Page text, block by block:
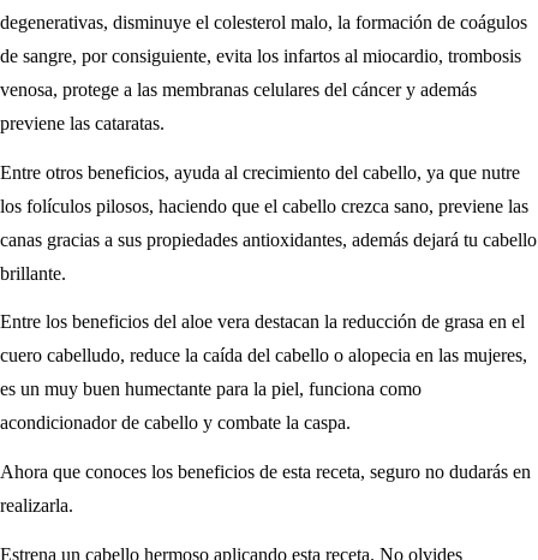
degenerativas, disminuye el colesterol malo, la formación de coágulos
de sangre, por consiguiente, evita los infartos al miocardio, trombosis
venosa, protege a las membranas celulares del cáncer y además
previene las cataratas.
Entre otros beneficios, ayuda al crecimiento del cabello, ya que nutre
los folículos pilosos, haciendo que el cabello crezca sano, previene las
canas gracias a sus propiedades antioxidantes, además dejará tu cabello
brillante.
Entre los beneficios del aloe vera destacan la reducción de grasa en el
cuero cabelludo, reduce la caída del cabello o alopecia en las mujeres,
es un muy buen humectante para la piel, funciona como
acondicionador de cabello y combate la caspa.
Ahora que conoces los beneficios de esta receta, seguro no dudarás en
realizarla.
Estrena un cabello hermoso aplicando esta receta. No olvides